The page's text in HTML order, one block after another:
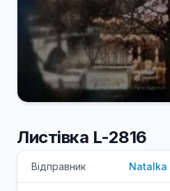
Листівка L-2816
Відправник Natalka